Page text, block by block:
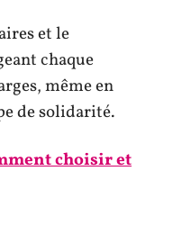
et le
chaque
même en
de solidarité.
choisir et